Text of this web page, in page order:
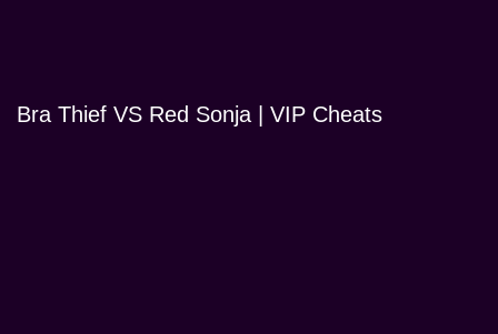
Bra Thief VS Red Sonja | VIP Cheats